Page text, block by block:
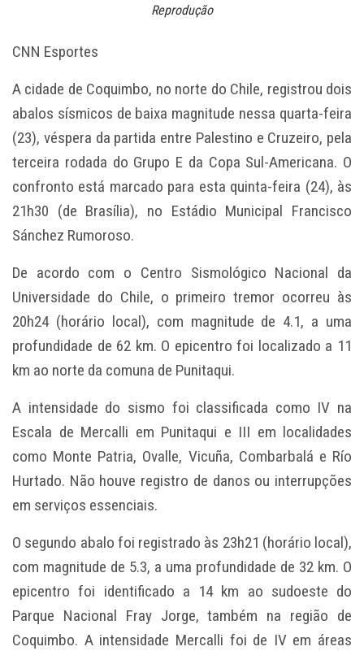
Reprodução
CNN Esportes
A cidade de Coquimbo, no norte do Chile, registrou dois
abalos sísmicos de baixa magnitude nessa quarta-feira
(23), véspera da partida entre Palestino e Cruzeiro, pela
terceira rodada do Grupo E da Copa Sul-Americana. O
confronto está marcado para esta quinta-feira (24), às
21h30 (de Brasília), no Estádio Municipal Francisco
Sánchez Rumoroso.
De acordo com o Centro Sismológico Nacional da
Universidade do Chile, o primeiro tremor ocorreu às
20h24 (horário local), com magnitude de 4.1, a uma
profundidade de 62 km. O epicentro foi localizado a 11
km ao norte da comuna de Punitaqui.
A intensidade do sismo foi classificada como IV na
Escala de Mercalli em Punitaqui e III em localidades
como Monte Patria, Ovalle, Vicuña, Combarbalá e Río
Hurtado. Não houve registro de danos ou interrupções
em serviços essenciais.
O segundo abalo foi registrado às 23h21 (horário local),
com magnitude de 5.3, a uma profundidade de 32 km. O
epicentro foi identificado a 14 km ao sudoeste do
Parque Nacional Fray Jorge, também na região de
Coquimbo. A intensidade Mercalli foi de IV em áreas